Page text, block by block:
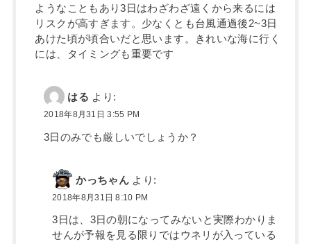
ようなこともあり3日はわざわざ遠くから来るには
リスクが高すぎます。少なくとも台風通過後2~3日
あけた頃が頃合いだと思います。きれいな海に行く
には、タイミングも重要です
はる より:
2018年8月31日 3:55 PM
3日のみでも厳しいでしょうか？
かっちゃん より:
2018年8月31日 8:10 PM
3日は、3日の朝になってみないと実際わかりま
せんが予報を見る限りではウネリが入っている